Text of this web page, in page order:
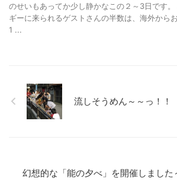
のせいもあってか少し静かなこの２～3日です
ギーに来られるゲストさんの半数は、海外から
1 ...
流しそうめん～～っ！！
幻想的な「能の夕べ」を開催しました